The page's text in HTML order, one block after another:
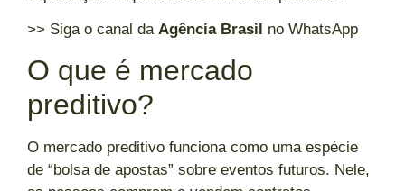
>> Siga o canal da Agência Brasil no WhatsApp
O que é mercado
preditivo?
O mercado preditivo funciona como uma espécie
de “bolsa de apostas” sobre eventos futuros. Nele,